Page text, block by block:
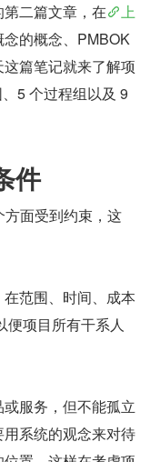
二篇文章，在
上
的概念、PMBOK
篇笔记就来了解项
5 个过程组以及 9
件
面受到约束，这
范围、时间、成本
便项目所有干系人
服务，但不能孤立
系统的观念来对待